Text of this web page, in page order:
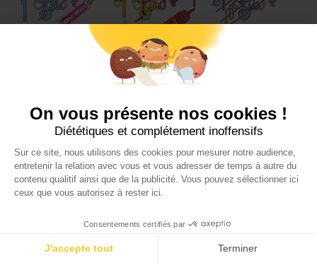
INSPIRATION
Le lettering : une nouvelle tendance
inspirée du graffiti et de la calligraphie. Les usages sont variés :
On vous présente nos cookies !
Diététiques et complétement inoffensifs
Sur ce site, nous utilisons des cookies pour mesurer notre audience,
entretenir la relation avec vous et vous adresser de temps à autre du
contenu qualitif ainsi que de la publicité. Vous pouvez sélectionner ici
ceux que vous autorisez à rester ici.
Consentements certifiés par
J'accepte tout Terminer